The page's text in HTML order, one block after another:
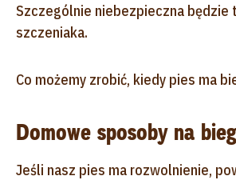
Szczególnie niebezpieczna będzie
szczeniaka.
Co możemy zrobić, kiedy pies ma
Domowe sposoby na
Jeśli nasz pies ma rozwolnienie,